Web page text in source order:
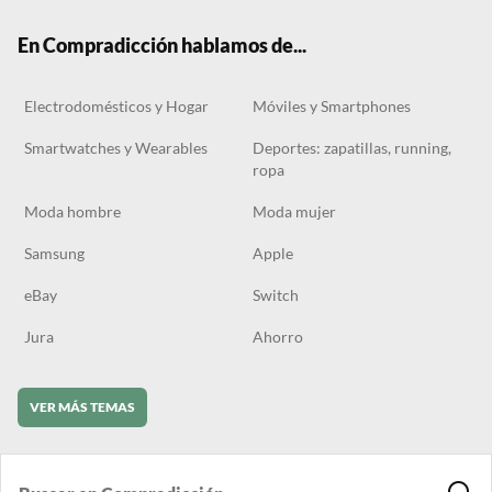
En Compradicción hablamos de...
Electrodomésticos y Hogar Móviles y Smartphones
Smartwatches y Wearables
Deportes: zapatillas, running,
ropa
Moda hombre Moda mujer
Samsung Apple
eBay Switch
Jura Ahorro
VER MÁS TEMAS